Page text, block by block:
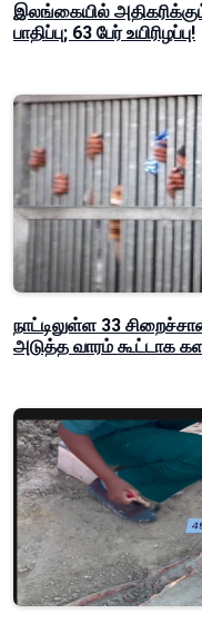
இலங்கையில்
பாதிப்பு; 63 பேர் உயிரிழப்பு!
நாட்டிலுள்ள 33
அடுத்த வாரம் கூட்டாக